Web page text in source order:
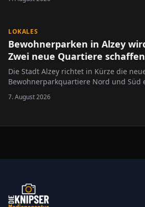
LOKALES
Bewohnerparken in Alzey
Zwei neue Quartiere
Die Stadt Alzey richtet in Kürze die
Bewohnerparkquartiere Nord und Süd
die Regelungen übersichtlicher
7. August 2026